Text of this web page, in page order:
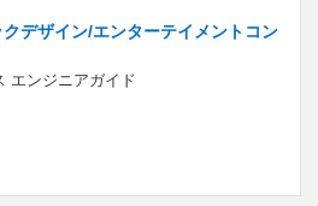
デザイン/エンターテイメントコン
エンジニアガイド